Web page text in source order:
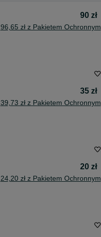
90 zł
96,65 zł z Pakietem Ochronnym
35 zł
39,73 zł z Pakietem Ochronnym
20 zł
24,20 zł z Pakietem Ochronnym